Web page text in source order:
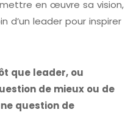
en œuvre sa vision,
d’un leader pour inspirer
que leader, ou
de mieux ou de
question de